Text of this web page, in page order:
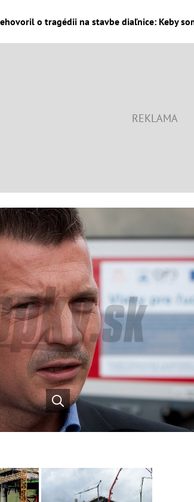
o tragédii na stavbe diaľnice: Keby